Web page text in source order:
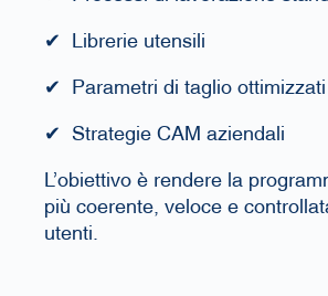
✔ Librerie utensili
✔ Parametri di taglio ottimizzati
✔ Strategie CAM aziendali
L’obiettivo è rendere la
più coerente, veloce e
utenti.